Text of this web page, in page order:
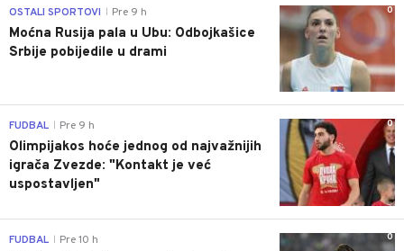
0
OSTALI SPORTOVI Pre 9 h
Moćna Rusija pala u Ubu: Odbojkašice
Srbije pobijedile u drami
0
FUDBAL Pre 9 h
Olimpijakos hoće jednog od najvažnijih
igrača Zvezde: "Kontakt je već
uspostavljen"
0
FUDBAL Pre 10 h